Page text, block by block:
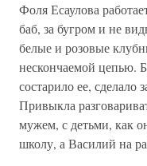
Фоля Есаулова
баб, за бугром и не
белые и розовые
нескончаемой цепью.
состарило ее, сделало
Привыкла
мужем, с детьми, как
школу, а Василий на